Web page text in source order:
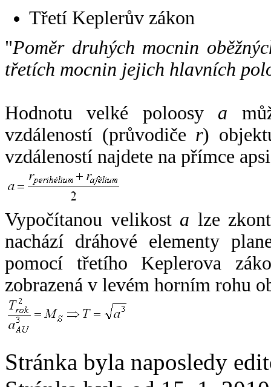
Třetí Keplerův zákon
"Poměr druhých mocnin
třetích mocnin jejich hlavních
Hodnotu velké poloosy a
vzdáleností (průvodiče r)
vzdáleností najdete na přímce
Vypočítanou velikost a lze
nachází dráhové elementy
pomocí třetího Keplerova
zobrazená v levém horním rohu
Stránka byla naposledy